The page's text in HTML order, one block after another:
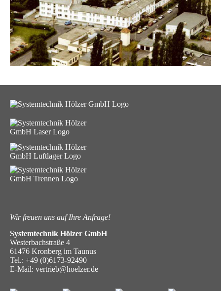
Wir freuen uns auf Ihre Anfrage!
Systemtechnik Hölzer GmbH
Westerbachstraße 4
61476 Kronberg im Taunus
Tel.: +49 (0)6173-92490
E-Mail: vertrieb@hoelzer.de